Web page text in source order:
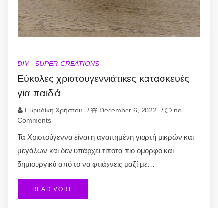
DIY - SUPER-CREATIONS
Εύκολες χριστουγεννιάτικες κατασκευές
για παιδιά
Ευρυδίκη Χρήστου / December 6, 2022 /
no
Comments
Τα Χριστούγεννα είναι η αγαπημένη γιορτή μικρών και
μεγάλων και δεν υπάρχει τίποτα πιο όμορφο και
δημιουργικό από το να φτιάχνεις μαζί με…
READ MORE